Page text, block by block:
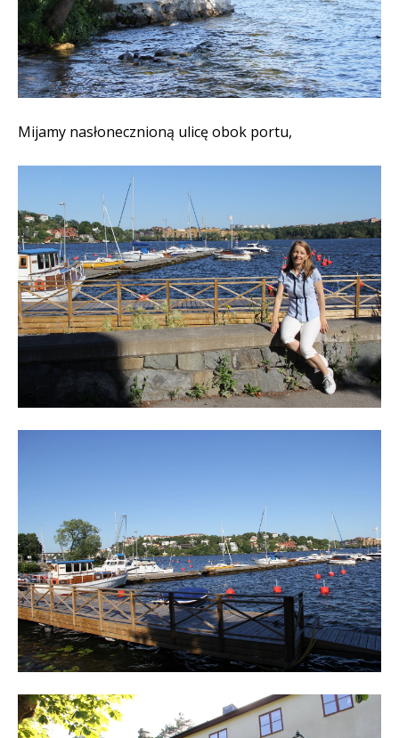
Mijamy nasłonecznioną ulicę obok portu,